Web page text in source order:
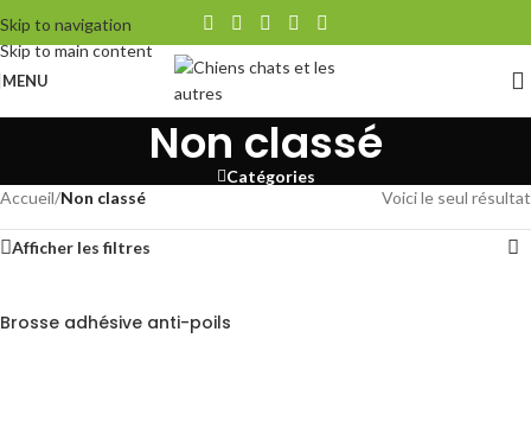
Skip to navigation
Skip to main content
MENU
Non classé
Catégories
Accueil/Non classé Voici le seul résultat
Afficher les filtres
Brosse adhésive anti-poils